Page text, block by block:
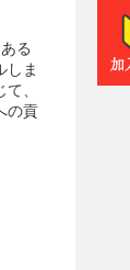
る
しま
、
の貢